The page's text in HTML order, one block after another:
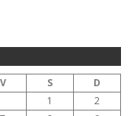
V S
D
1
2